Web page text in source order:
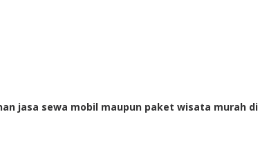
jasa sewa mobil maupun paket wisata murah di